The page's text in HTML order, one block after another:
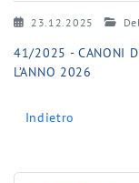
23.12.2025
41/2025 - CANONI
L’ANNO 2026
Indietro